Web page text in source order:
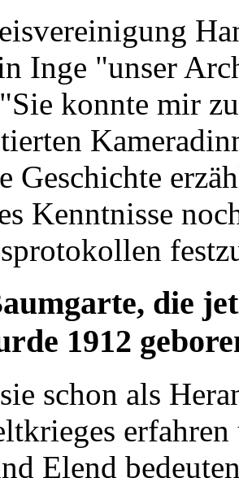
Inge "unser
konnte mir
Geschichte
Kenntnisse
die
1912
schon als
Elend